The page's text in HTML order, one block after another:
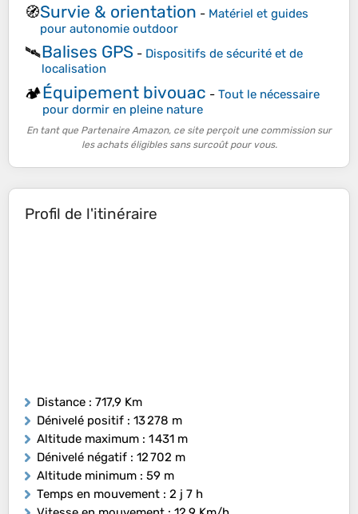
🧭Survie & orientation - Matériel et guides
pour autonomie outdoor
🛰️Balises GPS - Dispositifs de sécurité et de
localisation
🏕️Équipement bivouac - Tout le nécessaire
pour dormir en pleine nature
En tant que Partenaire Amazon, ce site perçoit une commission sur
les achats éligibles sans surcoût pour vous.
Profil de l'itinéraire
Distance : 717,9 Km
Dénivelé positif : 13 278 m
Altitude maximum : 1 431 m
Dénivelé négatif : 12 702 m
Altitude minimum : 59 m
Temps en mouvement : 2 j 7 h